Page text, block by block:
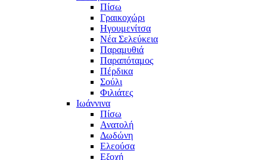
Πίσω
Γραικοχώρι
Ηγουμενίτσα
Νέα Σελεύκεια
Παραμυθιά
Παραπόταμος
Πέρδικα
Σούλι
Φιλιάτες
Ιωάννινα
Πίσω
Ανατολή
Δωδώνη
Ελεούσα
Εξοχή